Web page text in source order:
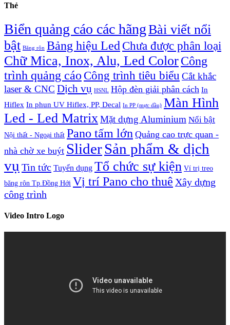
Thẻ
Biển quảng cáo các hãngBài viết nổi
bật Băng rôn Bảng hiệu Led Chưa được phân loại
Chữ Mica, Inox, Alu, Led ColorCông
trình quảng cáo Công trình tiêu biểu Cắt khắc
laser & CNC Dịch vụ HSNL Hộp đèn giải phân cách In
Hiflex In phun UV Hiflex, PP, Decal In PP (mực dầu) Màn Hình
Led - Led MatrixMặt dựng Aluminium Nổi bật
Nội thất - Ngoại thất Pano tấm lớn Quảng cao trực quan -
nhà chờ xe buýt SliderSản phẩm & dịch
vụ Tin tức Tuyển dụng Tổ chức sự kiện Ví trị treo
băng rôn Tp.Đồng Hới Vị trí Pano cho thuê Xây dựng
công trình
Video Intro Logo